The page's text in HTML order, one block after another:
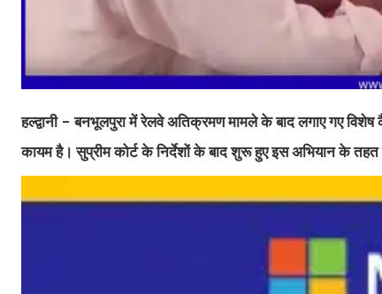
हल्द्वानी - बनभूलपुरा में रेलवे अतिक्रमण मामले के बाद लगाए गए विशेष
कायम है। सुप्रीम कोर्ट के निर्देशों के बाद शुरू हुए इस अभियान के